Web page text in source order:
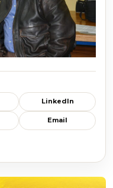
LinkedIn
Email